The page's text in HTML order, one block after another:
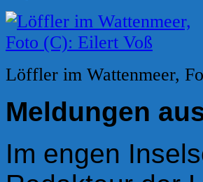
Löffler im Wattenmeer,
Meldungen
Im engen